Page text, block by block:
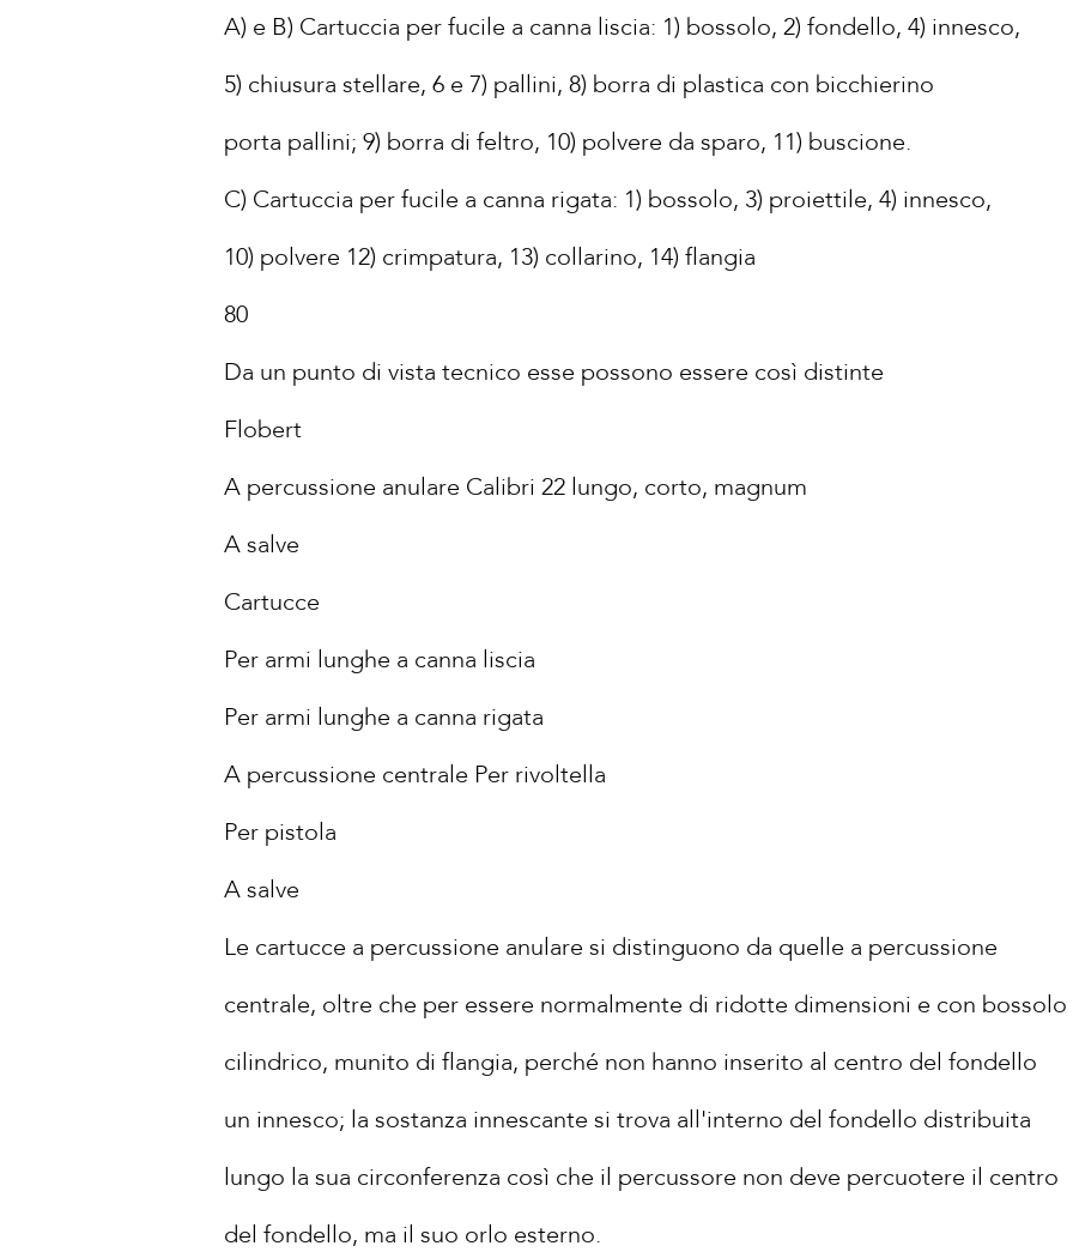
A) e B) Cartuccia per fucile a canna liscia: 1) bossolo, 2) fondello, 4) innesco,
5) chiusura stellare, 6 e 7) pallini, 8) borra di plastica con bicchierino
porta pallini; 9) borra di feltro, 10) polvere da sparo, 11) buscione.
C) Cartuccia per fucile a canna rigata: 1) bossolo, 3) proiettile, 4) innesco,
10) polvere 12) crimpatura, 13) collarino, 14) flangia
80
Da un punto di vista tecnico esse possono essere così distinte
Flobert
A percussione anulare Calibri 22 lungo, corto, magnum
A salve
Cartucce
Per armi lunghe a canna liscia
Per armi lunghe a canna rigata
A percussione centrale Per rivoltella
Per pistola
A salve
Le cartucce a percussione anulare si distinguono da quelle a percussione
centrale, oltre che per essere normalmente di ridotte dimensioni e con bossolo
cilindrico, munito di flangia, perché non hanno inserito al centro del fondello
un innesco; la sostanza innescante si trova all'interno del fondello distribuita
lungo la sua circonferenza così che il percussore non deve percuotere il centro
del fondello, ma il suo orlo esterno.